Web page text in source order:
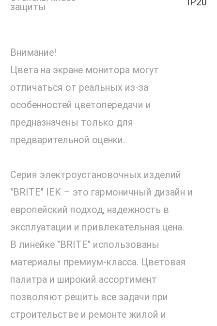
защиты
IP20
Внимание!
Цвета на экране монитора могут
отличаться от реальных из-за
особенностей цветопередачи и
предназначены только для
предварительной оценки.
Серия электроустановочных изделий
"BRITE" IEK – это гармоничный дизайн и
европейский подход, надежность в
эксплуатации и привлекательная цена.
В линейке "BRITE" использованы
материалы премиум-класса. Цветовая
палитра и широкий ассортимент
позволяют решить все задачи при
строительстве и ремонте жилой и